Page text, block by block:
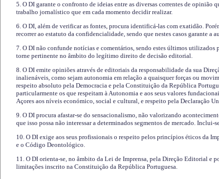
5. O DI garante o confronto de ideias entre as diversas correntes de opinião
trabalho jornalístico que em cada momento decidir realizar.
6. O DI, além de verificar as fontes, procura identificá-las com exatidão.
recorrer ao estatuto da confidencialidade, sendo que nestes casos garante a
7. O DI não confunde notícias e comentários, sendo estes últimos utilizados
torne pertinente no âmbito do legítimo direito de decisão editorial.
8. O DI emite opiniões através de editoriais da responsabilidade da sua
inalienáveis, como sejam autonomia em relação a quaisquer forças ou
respeito absoluto pela Democracia e pela Constituição da República
particularmente os que respeitam à Autonomia e aos seus valores
Açores aos níveis económico, social e cultural, e respeito pela Declaração
9. O DI procura afastar-se do sensacionalismo, não valorizando
que isso possa não interessar a determinados segmentos de mercado.
10. O DI exige aos seus profissionais o respeito pelos princípios éticos da
e o Código Deontológico.
11. O DI orienta-se, no âmbito da Lei de Imprensa, pela Direção Editorial e
limitações inscrito na Constituição da República Portuguesa.